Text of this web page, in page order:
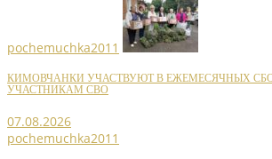
pochemuchka2011
КИМОВЧАНКИ УЧАСТВУЮТ В ЕЖЕМЕСЯЧНЫХ
УЧАСТНИКАМ СВО
07.08.2026
pochemuchka2011